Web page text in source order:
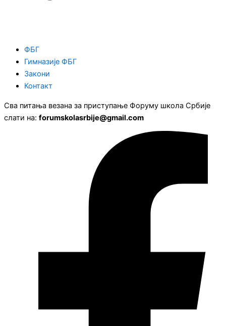
ФБГ
Гимназије ФБГ
Закони
Контакт
Сва питања везана за приступање Форуму школа Србије
слати на: forumskolasrbije@gmail.com